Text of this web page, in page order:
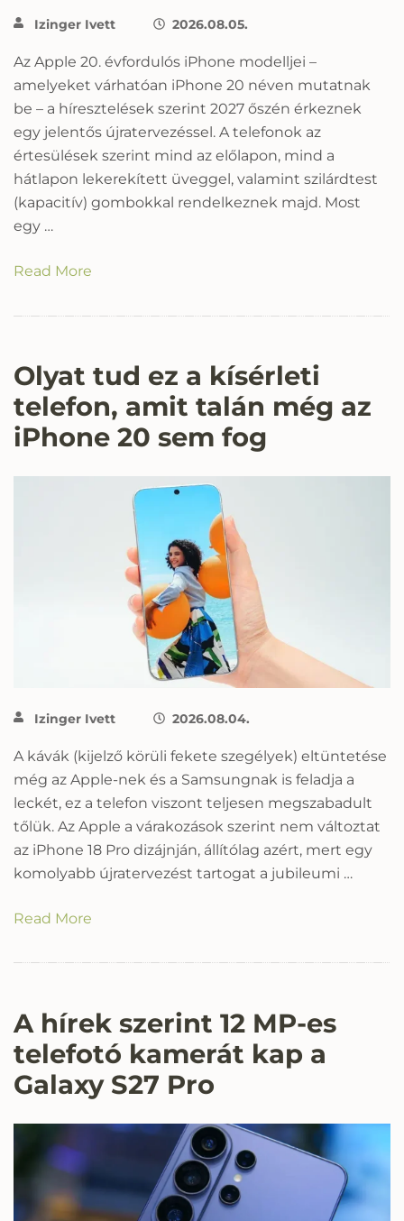
Izinger Ivett 2026.08.05.
Az Apple 20. évfordulós iPhone modelljei –
amelyeket várhatóan iPhone 20 néven mutatnak
be – a híresztelések szerint 2027 őszén érkeznek
egy jelentős újratervezéssel. A telefonok az
értesülések szerint mind az előlapon, mind a
hátlapon lekerekített üveggel, valamint szilárdtest
(kapacitív) gombokkal rendelkeznek majd. Most
egy …
Read More
Olyat tud ez a kísérleti
telefon, amit talán még az
iPhone 20 sem fog
Izinger Ivett 2026.08.04.
A kávák (kijelző körüli fekete szegélyek) eltüntetése
még az Apple-nek és a Samsungnak is feladja a
leckét, ez a telefon viszont teljesen megszabadult
tőlük. Az Apple a várakozások szerint nem változtat
az iPhone 18 Pro dizájnján, állítólag azért, mert egy
komolyabb újratervezést tartogat a jubileumi …
Read More
A hírek szerint 12 MP-es
telefotó kamerát kap a
Galaxy S27 Pro